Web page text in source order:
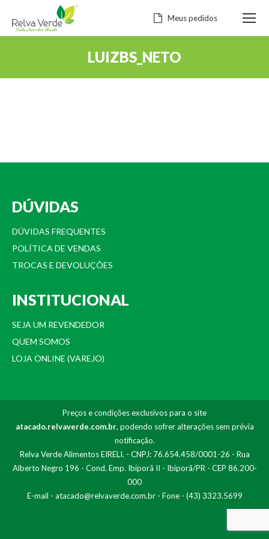
Meus pedidos
LUIZBS_NETO
DÚVIDAS
DÚVIDAS FREQUENTES
POLÍTICA DE VENDAS
TROCAS E DEVOLUÇÕES
INSTITUCIONAL
SEJA UM REVENDEDOR
QUEM SOMOS
LOJA ONLINE (VAREJO)
Preços e condições exclusivos para o site
atacado.relvaverde.com.br, podendo sofrer alterações sem prévia
notificação.
Relva Verde Alimentos EIRELI. - CNPJ: 76.654.458/0001-26 - Rua
Alberto Negro 196 - Cond. Emp. Ibiporã II - Ibiporã/PR - CEP 86.200-
000
E-mail - atacado@relvaverde.com.br- Fone - (43) 3323.5699